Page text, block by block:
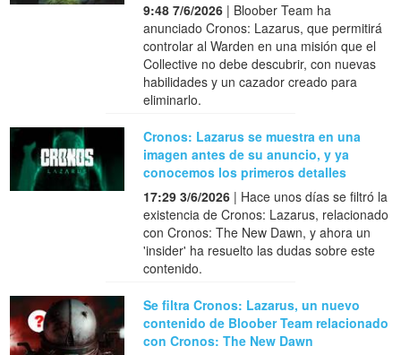
9:48 7/6/2026 | Bloober Team ha
anunciado Cronos: Lazarus, que permitirá
controlar al Warden en una misión que el
Collective no debe descubrir, con nuevas
habilidades y un cazador creado para
eliminarlo.
Cronos: Lazarus se muestra en una
imagen antes de su anuncio, y ya
conocemos los primeros detalles
17:29 3/6/2026 | Hace unos días se filtró la
existencia de Cronos: Lazarus, relacionado
con Cronos: The New Dawn, y ahora un
'insider' ha resuelto las dudas sobre este
contenido.
Se filtra Cronos: Lazarus, un nuevo
contenido de Bloober Team relacionado
con Cronos: The New Dawn